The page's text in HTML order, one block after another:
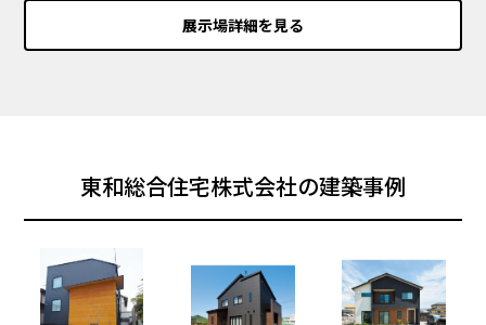
展示場詳細を見る
東和総合住宅株式会社の建築事例